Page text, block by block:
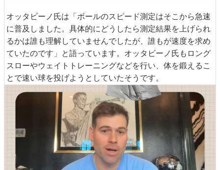
オッタビーノ氏は「ボールのスピード測定はそこから急速
に普及しました。具体的にどうしたら測定結果を上げられ
るかは誰も理解していませんでしたが、誰もが速度を求め
ていたのです」と語っています。オッタビーノ氏もロング
スローやウェイトトレーニングなどを行い、体を鍛えるこ
とで速い球を投げようとしていたそうです。